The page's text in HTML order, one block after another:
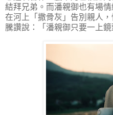
結拜兄弟。而潘親御也有場
在河上「撒骨灰」告別親人
騰讚說：「潘親御只要一上